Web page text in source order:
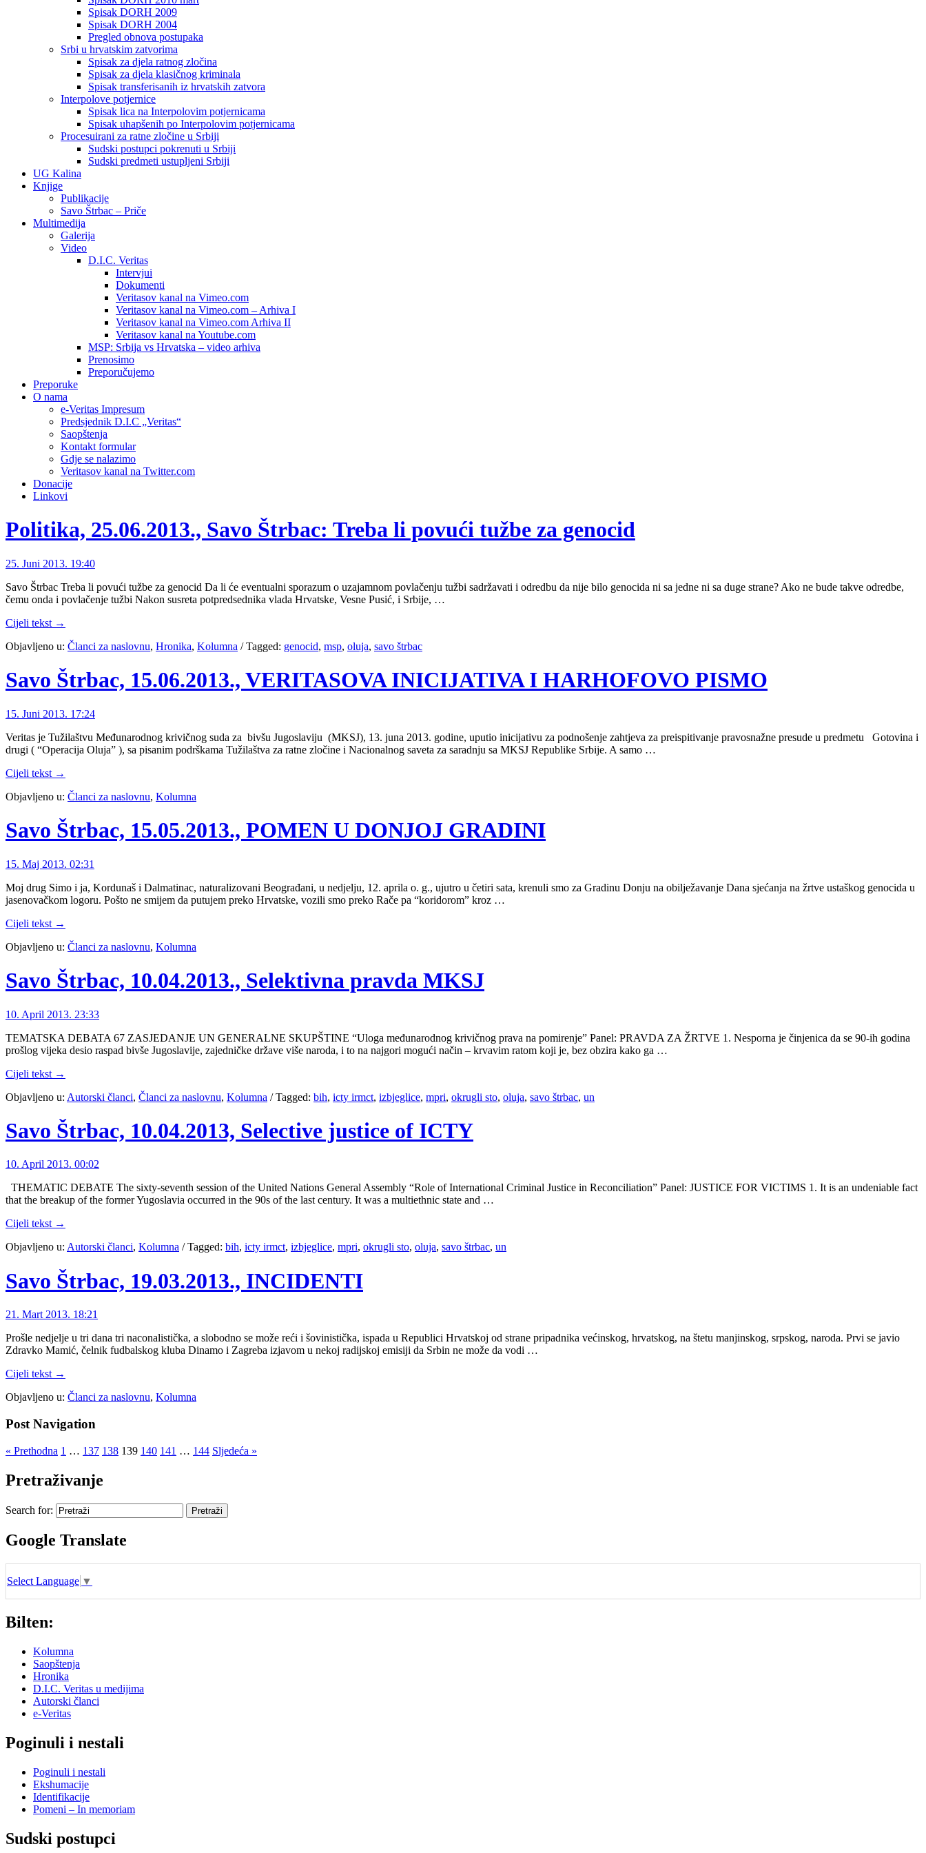
Spisak DORH 2009
Spisak DORH 2004
Pregled obnova postupaka
Srbi u hrvatskim zatvorima
Spisak za djela ratnog zločina
Spisak za djela klasičnog kriminala
Spisak transferisanih iz hrvatskih zatvora
Interpolove potjernice
Spisak lica na Interpolovim potjernicama
Spisak uhapšenih po Interpolovim potjernicama
Procesuirani za ratne zločine u Srbiji
Sudski postupci pokrenuti u Srbiji
Sudski predmeti ustupljeni Srbiji
UG Kalina
Knjige
Publikacije
Savo Štrbac – Priče
Multimedija
Galerija
Video
D.I.C. Veritas
Intervjui
Dokumenti
Veritasov kanal na Vimeo.com
Veritasov kanal na Vimeo.com – Arhiva I
Veritasov kanal na Vimeo.com Arhiva II
Veritasov kanal na Youtube.com
MSP: Srbija vs Hrvatska – video arhiva
Prenosimo
Preporučujemo
Preporuke
O nama
e-Veritas Impresum
Predsjednik D.I.C „Veritas“
Saopštenja
Kontakt formular
Gdje se nalazimo
Veritasov kanal na Twitter.com
Donacije
Linkovi
Politika, 25.06.2013., Savo Štrbac: Treba li povući tužbe za genocid
25. Juni 2013. 19:40
Savo Štrbac Treba li povući tužbe za genocid Da li će eventualni sporazum o uzajamnom povlačenju tužbi sadržavati i odredbu da nije bilo genocida ni sa jedne ni sa duge strane? Ako ne bude takve odredbe,
čemu onda i povlačenje tužbi Nakon susreta potpredsednika vlada Hrvatske, Vesne Pusić, i Srbije, …
Cijeli tekst →
Objavljeno u: Članci za naslovnu, Hronika, Kolumna /Tagged: genocid, msp, oluja, savo štrbac
Savo Štrbac, 15.06.2013., VERITASOVA INICIJATIVA I HARHOFOVO PISMO
15. Juni 2013. 17:24
Veritas je Tužilaštvu Međunarodnog krivičnog suda za bivšu Jugoslaviju (MKSJ), 13. juna 2013. godine, uputio inicijativu za podnošenje zahtjeva za preispitivanje pravosnažne presude u predmetu Gotovina i
drugi ( “Operacija Oluja” ), sa pisanim podrškama Tužilaštva za ratne zločine i Nacionalnog saveta za saradnju sa MKSJ Republike Srbije. A samo …
Cijeli tekst →
Objavljeno u: Članci za naslovnu, Kolumna
Savo Štrbac, 15.05.2013., POMEN U DONJOJ GRADINI
15. Maj 2013. 02:31
Moj drug Simo i ja, Kordunaš i Dalmatinac, naturalizovani Beograđani, u nedjelju, 12. aprila o. g., ujutro u četiri sata, krenuli smo za Gradinu Donju na obilježavanje Dana sjećanja na žrtve ustaškog genocida u
jasenovačkom logoru. Pošto ne smijem da putujem preko Hrvatske, vozili smo preko Rače pa “koridorom” kroz …
Cijeli tekst →
Objavljeno u: Članci za naslovnu, Kolumna
Savo Štrbac, 10.04.2013., Selektivna pravda MKSJ
10. April 2013. 23:33
TEMATSKA DEBATA 67 ZASJEDANJE UN GENERALNE SKUPŠTINE “Uloga međunarodnog krivičnog prava na pomirenje” Panel: PRAVDA ZA ŽRTVE 1. Nesporna je činjenica da se 90-ih godina
prošlog vijeka desio raspad bivše Jugoslavije, zajedničke države više naroda, i to na najgori mogući način – krvavim ratom koji je, bez obzira kako ga …
Cijeli tekst →
Objavljeno u: Autorski članci, Članci za naslovnu, Kolumna /Tagged: bih, icty irmct, izbjeglice, mpri, okrugli sto, oluja, savo štrbac, un
Savo Štrbac, 10.04.2013, Selective justice of ICTY
10. April 2013. 00:02
THEMATIC DEBATE The sixty-seventh session of the United Nations General Assembly “Role of International Criminal Justice in Reconciliation” Panel: JUSTICE FOR VICTIMS 1. It is an undeniable fact
that the breakup of the former Yugoslavia occurred in the 90s of the last century. It was a multiethnic state and …
Cijeli tekst →
Objavljeno u: Autorski članci, Kolumna /Tagged: bih, icty irmct, izbjeglice, mpri, okrugli sto, oluja, savo štrbac, un
Savo Štrbac, 19.03.2013., INCIDENTI
21. Mart 2013. 18:21
Prošle nedjelje u tri dana tri naconalistička, a slobodno se može reći i šovinistička, ispada u Republici Hrvatskoj od strane pripadnika većinskog, hrvatskog, na štetu manjinskog, srpskog, naroda. Prvi se javio
Zdravko Mamić, čelnik fudbalskog kluba Dinamo i Zagreba izjavom u nekoj radijskoj emisiji da Srbin ne može da vodi …
Cijeli tekst →
Objavljeno u: Članci za naslovnu, Kolumna
Post Navigation
« Prethodna 1 … 137 138 139 140 141 … 144 Sljedeća »
Pretraživanje
Search for:
Google Translate
Select Language ▼
Bilten:
Kolumna
Saopštenja
Hronika
D.I.C. Veritas u medijima
Autorski članci
e-Veritas
Poginuli i nestali
Poginuli i nestali
Ekshumacije
Identifikacije
Pomeni – In memoriam
Sudski postupci